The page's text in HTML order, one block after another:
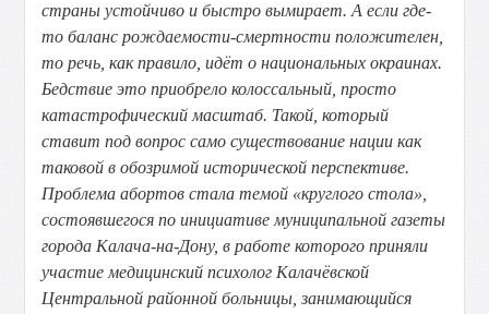
страны устойчиво и быстро вымирает. А если где-
то баланс рождаемости-смертности положителен,
то речь, как правило, идёт о национальных окраинах.
Бедствие это приобрело колоссальный, просто
катастрофический масштаб. Такой, который
ставит под вопрос само существование нации как
таковой в обозримой исторической перспективе.
Проблема абортов стала темой «круглого стола»,
состоявшегося по инициативе муниципальной газеты
города Калача-на-Дону, в работе которого приняли
участие медицинский психолог Калачёвской
Центральной районной больницы, занимающийся